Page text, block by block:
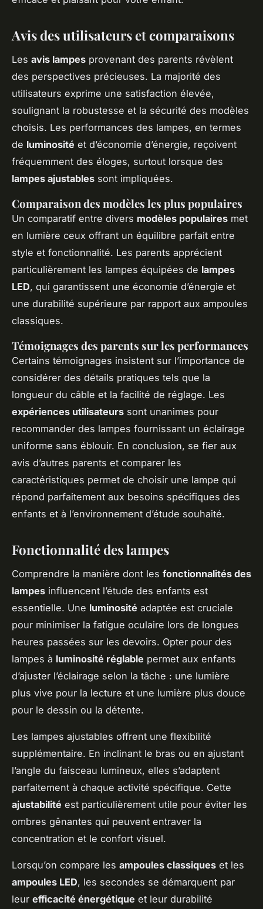
Avis des utilisateurs et comparaisons
Les avis lampes provenant des parents révèlent
des perspectives précieuses. La majorité des
utilisateurs exprime une satisfaction élevée,
soulignant la robustesse et la sécurité des modèles
choisis. Les performances des lampes, en termes
de luminosité et d’économie d’énergie, reçoivent
fréquemment des éloges, surtout lorsque des
lampes ajustables sont impliquées.
Comparaison des modèles les plus populaires
Un comparatif entre divers modèles populaires met
en lumière ceux offrant un équilibre parfait entre
style et fonctionnalité. Les parents apprécient
particulièrement les lampes équipées de lampes
LED, qui garantissent une économie d’énergie et
une durabilité supérieure par rapport aux ampoules
classiques.
Témoignages des parents sur les performances
Certains témoignages insistent sur l’importance de
considérer des détails pratiques tels que la
longueur du câble et la facilité de réglage. Les
expériences utilisateurs sont unanimes pour
recommander des lampes fournissant un éclairage
uniforme sans éblouir. En conclusion, se fier aux
avis d’autres parents et comparer les
caractéristiques permet de choisir une lampe qui
répond parfaitement aux besoins spécifiques des
enfants et à l’environnement d’étude souhaité.
Fonctionnalité des lampes
Comprendre la manière dont les fonctionnalités des
lampes influencent l’étude des enfants est
essentielle. Une luminosité adaptée est cruciale
pour minimiser la fatigue oculaire lors de longues
heures passées sur les devoirs. Opter pour des
lampes à luminosité réglable permet aux enfants
d’ajuster l’éclairage selon la tâche : une lumière
plus vive pour la lecture et une lumière plus douce
pour le dessin ou la détente.
Les lampes ajustables offrent une flexibilité
supplémentaire. En inclinant le bras ou en ajustant
l’angle du faisceau lumineux, elles s’adaptent
parfaitement à chaque activité spécifique. Cette
ajustabilité est particulièrement utile pour éviter les
ombres gênantes qui peuvent entraver la
concentration et le confort visuel.
Lorsqu’on compare les ampoules classiques et les
ampoules LED, les secondes se démarquent par
leur efficacité énergétique et leur durabilité